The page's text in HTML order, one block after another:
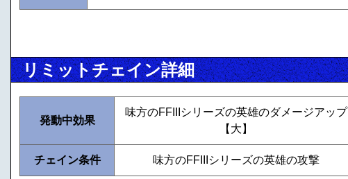
リミットチェイン詳細
発動中効果
味方のFFIIIシリーズの英雄のダメージアップ
【大】
チェイン条件 味方のFFIIIシリーズの英雄の攻撃